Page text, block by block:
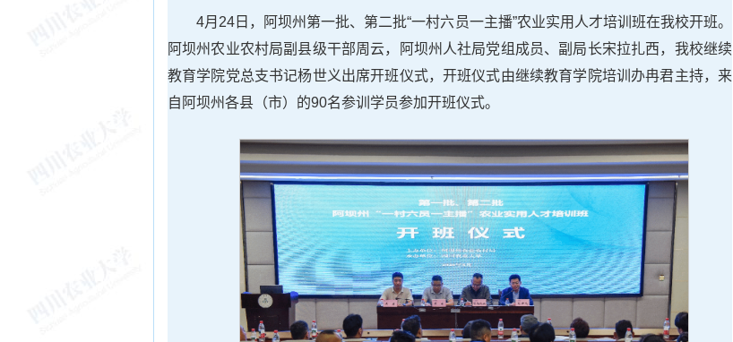
4月24日，阿坝州第一批、第二批“一村六员一主播”农业实用人才培训班在我校开班。
阿坝州农业农村局副县级干部周云，阿坝州人社局党组成员、副局长宋拉扎西，我校继续
教育学院党总支书记杨世义出席开班仪式，开班仪式由继续教育学院培训办冉君主持，来
自阿坝州各县（市）的90名参训学员参加开班仪式。